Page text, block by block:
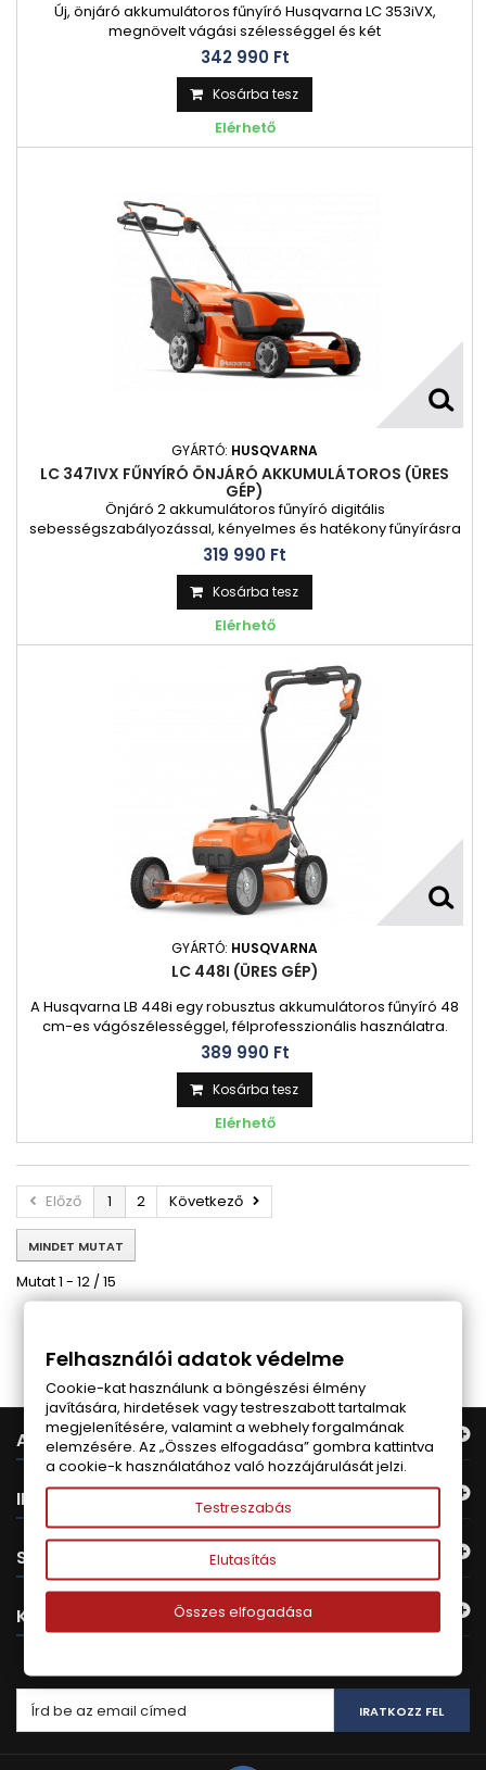
Új, önjáró akkumulátoros fűnyíró Husqvarna LC 353iVX,
megnövelt vágási szélességgel és két
akkumulátornyílással közepes méretű pázsithoz. Csendes,
hatékony működés kipufogó gáz kibocsátás nélkül. Az
ergonómikus kialakítású intuitív billentyűzetet, egyszerű
magasságbeállítást és könnyű manőverezést tesz lehetővé.
342 990 Ft‎
Kosárba tesz
Elérhető
GYÁRTÓ: HUSQVARNA
LC 347IVX FŰNYÍRÓ ÖNJÁRÓ AKKUMULÁTOROS (ÜRES
GÉP)
Önjáró 2 akkumulátoros fűnyíró digitális
sebességszabályozással, kényelmes és hatékony fűnyírásra
és minimális karbantartásra tervezve. Tökéletes választás
olyan környezettudatos kerttulajdonosok számára, akiknek
fontos a kényelmes munkavégzés és a jó teljesítmény, de
közben odafigyelnek a szomszédokra is. Ezzel az
akkumulátoros fűnyíróval egy átlagos...
319 990 Ft‎
Kosárba tesz
Elérhető
GYÁRTÓ: HUSQVARNA
LC 448I (ÜRES GÉP)
A Husqvarna LB 448i egy robusztus akkumulátoros fűnyíró 48
cm-es vágószélességgel, félprofesszionális használatra.
Olyan felhasználók számára készült, akiknek megbízható és
csendes fűnyíróra van szükségük alacsony üzemeltetési
költségekkel és egyszerű karbantartással. A robusztus
alumínium vágóasztal magas szintű alkatrészekkel.
389 990 Ft‎
Kosárba tesz
Elérhető
Előző 1 2 Következő
MINDET MUTAT
Mutat 1 - 12 / 15
AJÁNLATUNK
INFORMÁCIÓ
SAJÁT FIÓK
KAPCSOLAT
IRATKOZZ FEL
Felhasználói adatok védelme
Cookie-kat használunk a böngészési élmény
javítására, hirdetések vagy testreszabott tartalmak
megjelenítésére, valamint a webhely forgalmának
elemzésére. Az „Összes elfogadása” gombra kattintva
a cookie-k használatához való hozzájárulását jelzi.
Testreszabás
Elutasítás
Összes elfogadása